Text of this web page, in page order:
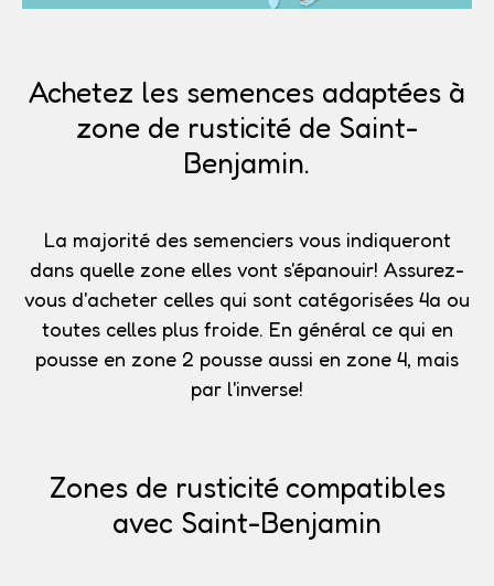
Achetez les semences adaptées à
zone de rusticité de Saint-
Benjamin.
La majorité des semenciers vous indiqueront
dans quelle zone elles vont s'épanouir! Assurez-
vous d'acheter celles qui sont catégorisées 4a ou
toutes celles plus froide. En général ce qui en
pousse en zone 2 pousse aussi en zone 4, mais
par l'inverse!
Zones de rusticité compatibles
avec Saint-Benjamin